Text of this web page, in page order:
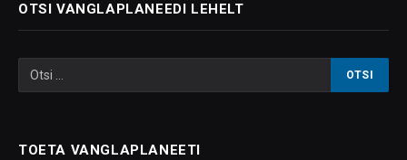
OTSI VANGLAPLANEEDI LEHELT
TOETA VANGLAPLANEETI